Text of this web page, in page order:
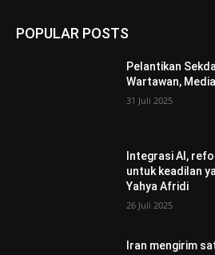
POPULAR POSTS
Pelantikan
Wartawan,
31 Juli 2025
Integrasi AI,
untuk keadilan
Yahya Afridi
26 Juli 2025
Iran mengirim